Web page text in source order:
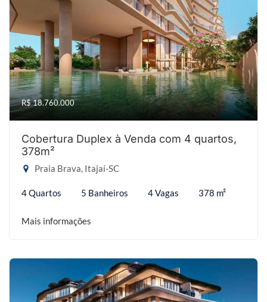
R$ 18.760.000
Cobertura Duplex à Venda com 4 quartos,
378m²
Praia Brava, Itajaí-SC
4 Quartos 5 Banheiros 4 Vagas 378 m²
Mais informações